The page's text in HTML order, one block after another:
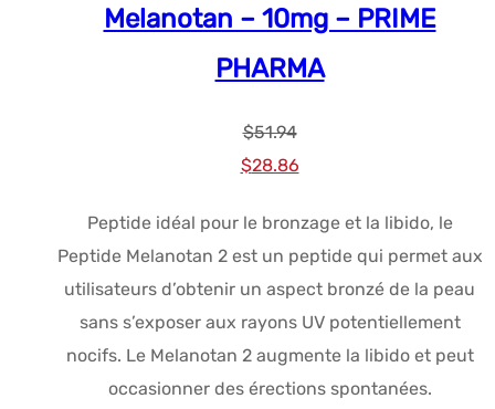
Melanotan – 10mg – PRIME
PHARMA
$51.94
Le
initial
était :
$51.94.
$28.86Le
actuel
est :
$28.86.
Peptide idéal pour le bronzage et la libido, le
Peptide Melanotan 2 est un peptide qui permet aux
utilisateurs d’obtenir un aspect bronzé de la peau
sans s’exposer aux rayons UV potentiellement
nocifs. Le Melanotan 2 augmente la libido et peut
occasionner des érections spontanées.